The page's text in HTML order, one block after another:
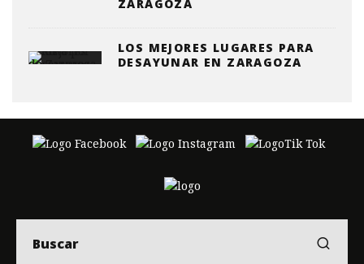
ZARAGOZA
LOS MEJORES LUGARES PARA
DESAYUNAR EN ZARAGOZA